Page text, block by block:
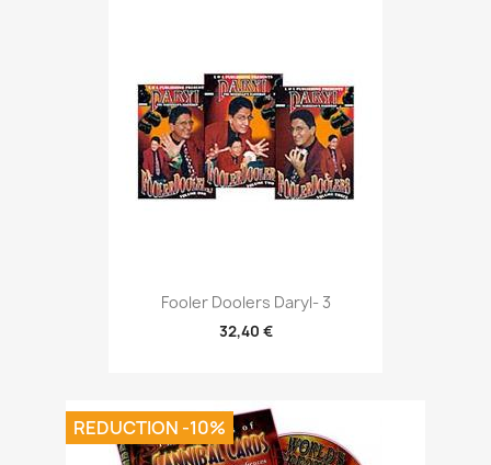
Fooler Doolers Daryl- 3
32,40 €
REDUCTION -10%